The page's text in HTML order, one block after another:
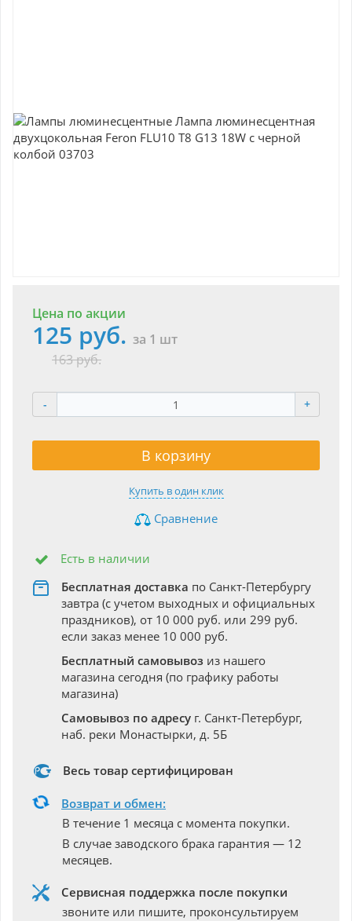
Цена по акции
125 руб. за 1 шт
163 руб.
- +
В корзину
Купить в один клик
Сравнение
Есть в наличии
Бесплатная доставка по Санкт-Петербургу
завтра (с учетом выходных и официальных
праздников), от 10 000 руб. или 299 руб.
если заказ менее 10 000 руб.
Бесплатный самовывоз из нашего
магазина сегодня (по графику работы
магазина)
Самовывоз по адресу г. Санкт-Петербург,
наб. реки Монастырки, д. 5Б
Весь товар сертифицирован
Возврат и обмен:
В течение 1 месяца с момента покупки.
В случае заводского брака гарантия — 12
месяцев.
Сервисная поддержка после покупки
звоните или пишите, проконсультируем